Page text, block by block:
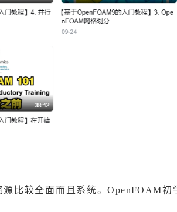
比较全面而且系统。OpenFOAM初